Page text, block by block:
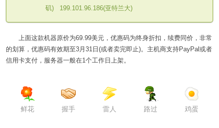
矶) 199.101.96.186(亚特兰大)
上面这款机器原价为69.99美元，优惠码为终身折扣，续费同价，非常
的划算，优惠码有效期至3月31日(或者卖完即止)。主机商支持PayPal或者
信用卡支付，服务器一般在1个工作日上架。
鲜花 握手 雷人 路过 鸡蛋